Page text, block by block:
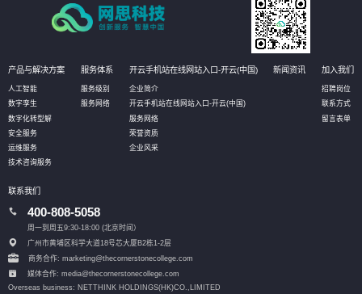
产品与解决方案
人工智能
数字孪生
数字化转型解
安全服务
运维服务
技术咨询服务
服务体系
服务级别
服务网络
开云手机站在线网站入口-开云(中国)
企业简介
开云手机站在线网站入口-开云(中国)
服务网络
荣誉资质
企业风采
新闻资讯 加入我们
招聘岗位
联系方式
留言表单
联系我们
400-808-5058
周一到周五9:30-18:00 (北京时间）
广州市黄埔区科学大道18号芯大厦B2栋1-2层
商务合作: marketing@thecornerstonecollege.com
媒体合作: media@thecornerstonecollege.com
Overseas business: NETTHINK HOLDINGS(HK)CO.,LIMITED